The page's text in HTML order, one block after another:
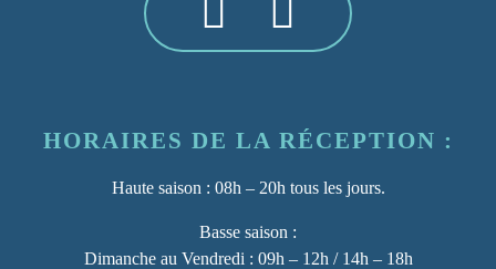
HORAIRES DE LA RÉCEPTION :
Haute saison : 08h – 20h tous les jours.
Basse saison :
Dimanche au Vendredi : 09h – 12h / 14h – 18h